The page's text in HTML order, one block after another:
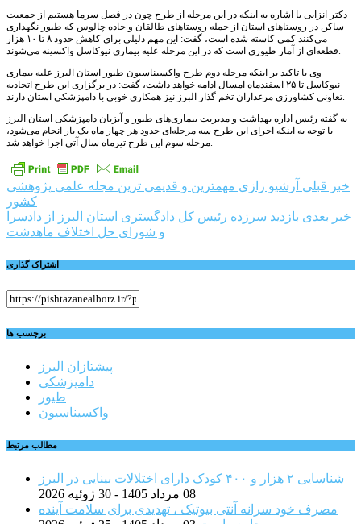
دکتر انزابی با اشاره به اینکه در این مرحله از طرح چون در فصل سرما هستیم از جمعیت
ساکن در روستاهای استان از جمله روستاهای طالقان و جاده چالوس که طیور نگهداری
می‌کنند کمی کاسته شده است، گفت: این مهم دلیلی برای کاهش حدود ۸ تا ۱۰ هزار
قطعه‌ای از آمار طیوری است که در این مرحله علیه بیماری نیوکاسل واکسینه می‌شوند.
وی با تاکید بر اینکه مرحله دوم طرح واکسیناسیون طیور استان البرز علیه بیماری
نیوکاسل تا ۲۵ اسفندماه امسال ادامه خواهد داشت، گفت: در برگزاری این طرح اتحادیه
تعاونی کشاورزی مرغداران تخم گذار البرز نیز همکاری خوبی با دامپزشکی استان دارند.
به گفته رئیس اداره بهداشت و مدیریت بیماری‌های طیور و آبزیان دامپزشکی استان البرز
با توجه به اینکه اجرای این طرح سه مرحله‌ای حدود هر چهار ماه یک بار انجام می‌شود،
مرحله سوم این طرح تیرماه سال آتی اجرا خواهد شد.
راهبری
نوشته
خبر قبلی آرشیو رازی مهمترین و قدیمی ترین مجله علمی پژوهشی
کشور
خبر بعدی بازدید سرزده رئیس کل دادگستری استان البرز از دادسرا
و شورای حل اختلاف ماهدشت
اشتراک گذاری
برچسب ها
پیشتازان البرز
دامپزشکی
طیور
واکسیناسیون
مطالب مرتبط
شناسایی ۲ هزار و ۴۰۰ کودک دارای اختلالات بینایی در البرز
08 مرداد 1405 - 30 ژوئیه 2026
مصرف خود سرانه آنتی بیوتیک ، تهدیدی برای سلامت آینده